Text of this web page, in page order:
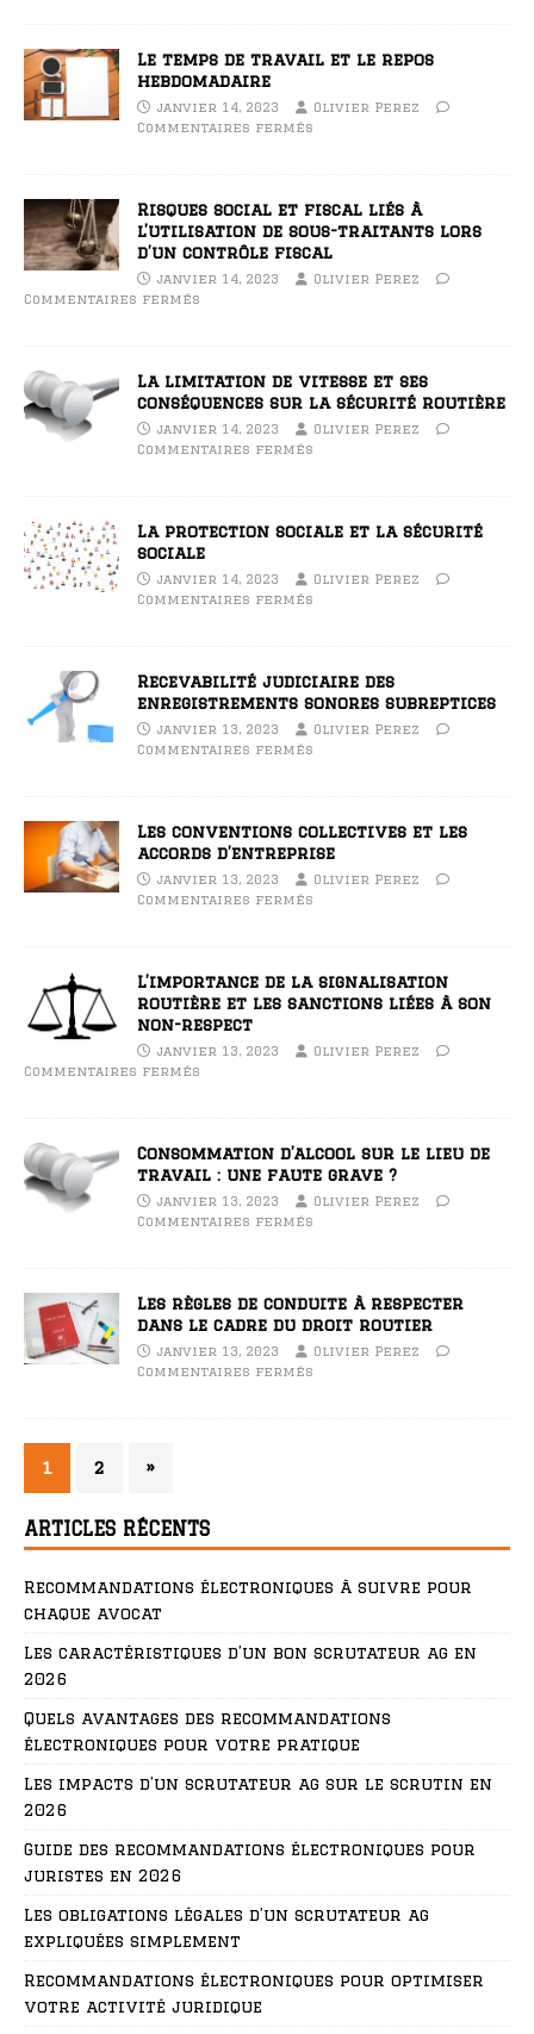
Le temps de travail et le repos
hebdomadaire
janvier 14, 2023
Olivier Perez
Commentaires fermés
Risques social et fiscal liés à
l’utilisation de sous-traitants lors
d’un contrôle fiscal
janvier 14, 2023
Olivier Perez
Commentaires fermés
La limitation de vitesse et ses
conséquences sur la sécurité routière
janvier 14, 2023
Olivier Perez
Commentaires fermés
La protection sociale et la sécurité
sociale
janvier 14, 2023
Olivier Perez
Commentaires fermés
Recevabilité judiciaire des
enregistrements sonores subreptices
janvier 13, 2023
Olivier Perez
Commentaires fermés
Les conventions collectives et les
accords d’entreprise
janvier 13, 2023
Olivier Perez
Commentaires fermés
L’importance de la signalisation
routière et les sanctions liées à son
non-respect
janvier 13, 2023
Olivier Perez
Commentaires fermés
Consommation d’alcool sur le lieu de
travail : une faute grave ?
janvier 13, 2023
Olivier Perez
Commentaires fermés
Les règles de conduite à respecter
dans le cadre du droit routier
janvier 13, 2023
Olivier Perez
Commentaires fermés
1 2 »
ARTICLES RÉCENTS
Recommandations électroniques à suivre pour
chaque avocat
Les caractéristiques d’un bon scrutateur ag en
2026
Quels avantages des recommandations
électroniques pour votre pratique
Les impacts d’un scrutateur ag sur le scrutin en
2026
Guide des recommandations électroniques pour
juristes en 2026
Les obligations légales d’un scrutateur ag
expliquées simplement
Recommandations électroniques pour optimiser
votre activité juridique